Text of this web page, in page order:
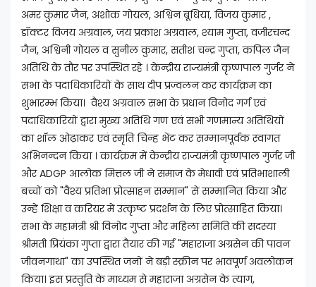
अमर कुमार जैन, अशोक गोयल, अश्विन बूधिया, विजय कुमार ,
डॉक्टर विजय अग्रवाल, जय प्रकाश अग्रवाल, श्याम गुप्ता, वजीरचन्द
जैन, अश्विनी गोयल व सुनील कुमार, सतीश चन्द्र गुप्ता, कपिल जैन
अतिथि के तौर पर उपस्थित रहे । केन्द्रीय राज्यमंत्री कृष्णपाल गुर्जर ने
सभा के पदाधिकारियों के साथ दीप प्रज्वलन कर कार्यक्रम का
शुभारम्भ किया। वैश्य अग्रवाल सभा के प्रधान विनोद गर्ग एवं
पदाधिकारियों द्वारा मुख्य अतिथि गण एवं सभी गणमान्य अतिथियों
का शॉल ओढ़ाकर एवं स्मृति चिन्ह भेंट कर सम्मानपूर्वक स्वागत
अभिनन्दन किया । कार्यक्रम में केन्द्रीय राज्यमंत्री कृष्णपाल गुर्जर जी
और ADGP आलोक मित्तल जी ने समाज के मेधावी एवं प्रतिभाशाली
बच्चों को "वैश्य प्रतिभा प्रोत्साहन सम्मान" से सम्मानित किया और
उन्हें शिक्षा व करियर में उत्कृष्ट प्रदर्शन के लिए प्रोत्साहित किया।
सभा के महामंत्री श्री विनोद गुप्ता और महिला समिति की सदस्या
श्रीमती प्रियंका गुप्ता द्वारा तैयार की गई "महाराजा अग्रसेन की पावन
जीवनगाथा" का उपस्थित जनों ने बड़ी स्क्रीन पर भावपूर्ण अवलोकन
किया। इस प्रस्तुति के माध्यम से महाराजा अग्रसेन के त्याग,